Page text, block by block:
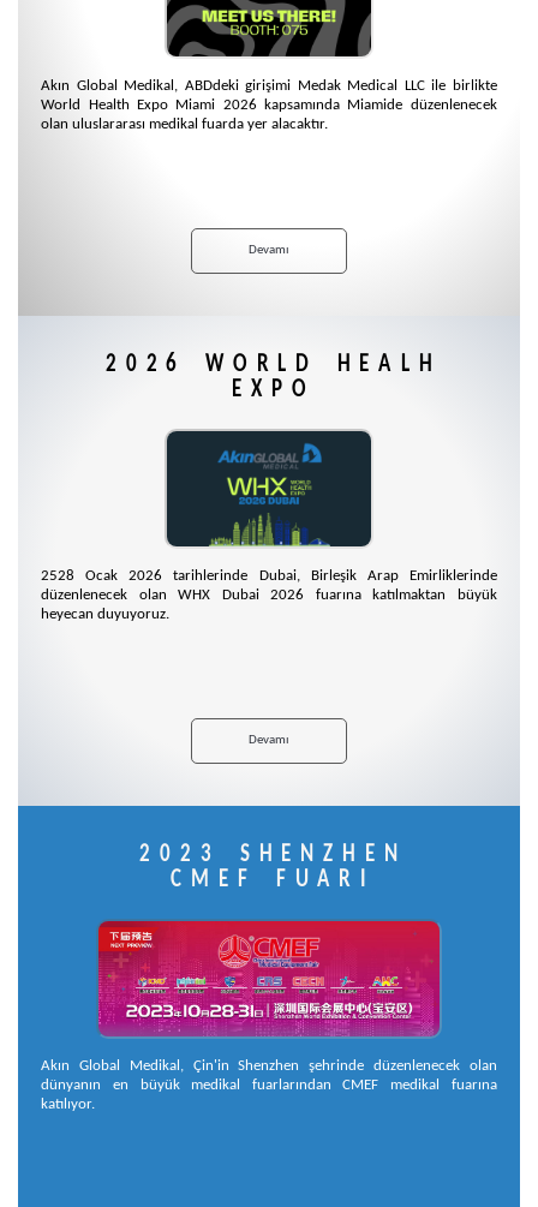
Akın Global Medikal, ABDdeki girişimi Medak Medical LLC ile birlikte
World Health Expo Miami 2026 kapsamında Miamide düzenlenecek
olan uluslararası medikal fuarda yer alacaktır.
Devamı
2026 WORLD HEALH
EXPO
2528 Ocak 2026 tarihlerinde Dubai, Birleşik Arap Emirliklerinde
düzenlenecek olan WHX Dubai 2026 fuarına katılmaktan büyük
heyecan duyuyoruz.
Devamı
2023 SHENZHEN
CMEF FUARI
Akın Global Medikal, Çin'in Shenzhen şehrinde düzenlenecek olan
dünyanın en büyük medikal fuarlarından CMEF medikal fuarına
katılıyor.